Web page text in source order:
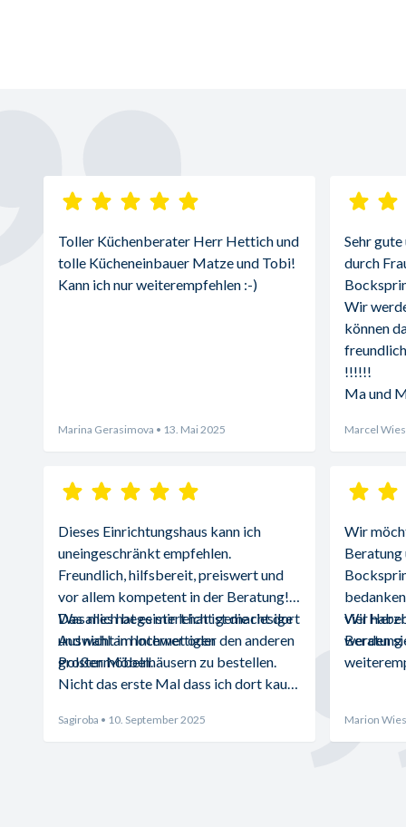
Toller Küchenberater Herr Hettich und
tolle Kücheneinbauer Matze und Tobi!
Kann ich nur weiterempfehlen :-)
Marina Gerasimova • 13. Mai 2025
Dieses Einrichtungshaus kann ich
uneingeschränkt empfehlen.
Freundlich, hilfsbereit, preiswert und
vor allem kompetent in der Beratung!
Was mich begeistert hat ist die riesige
Auswahl an hochwertigen
Polstermöbeln.
Das alles hat es mir leicht gemacht dort
und nicht im Internet oder den anderen
großen Möbelhäusern zu bestellen.
Nicht das erste Mal dass ich dort kaufe
Sagiroba • 10. September 2025
Sehr
durch
Wir
können
!!!!!!
Ma und
Marcel
Wir
Beratung
viel
Beratung
Wir
werden
Marion